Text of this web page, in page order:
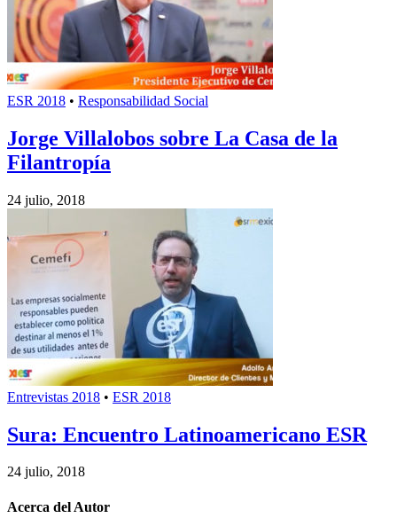
ESR 2018 • Responsabilidad Social
Jorge Villalobos sobre La Casa de la
Filantropía
24 julio, 2018
Entrevistas 2018 • ESR 2018
Sura: Encuentro Latinoamericano ESR
24 julio, 2018
Acerca del Autor